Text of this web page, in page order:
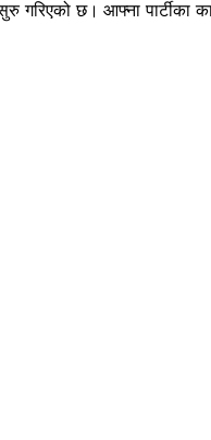
गरिएको छ। आफ्ना पार्टीका